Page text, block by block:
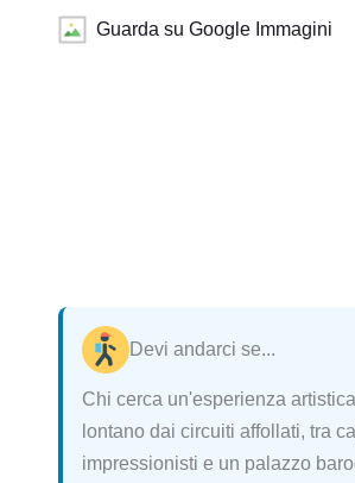
Guarda su Google Immagini
Devi andarci se...
Chi cerca un'esperienza
lontano dai circuiti affollati, tra
impressionisti e un palazzo